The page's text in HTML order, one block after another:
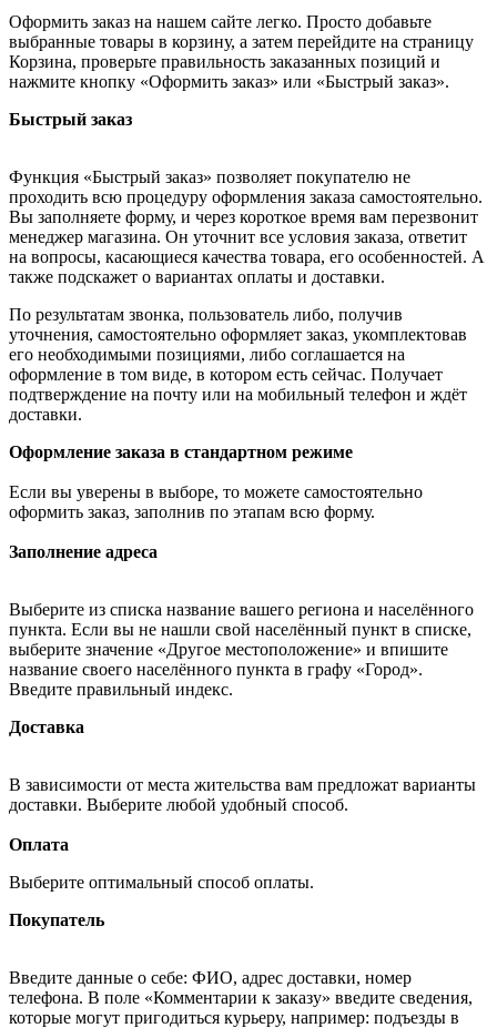
Оформить заказ на нашем сайте легко. Просто добавьте
выбранные товары в корзину, а затем перейдите на страницу
Корзина, проверьте правильность заказанных позиций и
нажмите кнопку «Оформить заказ» или «Быстрый заказ».
Быстрый заказ
Функция «Быстрый заказ» позволяет покупателю не
проходить всю процедуру оформления заказа самостоятельно.
Вы заполняете форму, и через короткое время вам перезвонит
менеджер магазина. Он уточнит все условия заказа, ответит
на вопросы, касающиеся качества товара, его особенностей. А
также подскажет о вариантах оплаты и доставки.
По результатам звонка, пользователь либо, получив
уточнения, самостоятельно оформляет заказ, укомплектовав
его необходимыми позициями, либо соглашается на
оформление в том виде, в котором есть сейчас. Получает
подтверждение на почту или на мобильный телефон и ждёт
доставки.
Оформление заказа в стандартном режиме
Если вы уверены в выборе, то можете самостоятельно
оформить заказ, заполнив по этапам всю форму.
Заполнение адреса
Выберите из списка название вашего региона и населённого
пункта. Если вы не нашли свой населённый пункт в списке,
выберите значение «Другое местоположение» и впишите
название своего населённого пункта в графу «Город».
Введите правильный индекс.
Доставка
В зависимости от места жительства вам предложат варианты
доставки. Выберите любой удобный способ.
Оплата
Выберите оптимальный способ оплаты.
Покупатель
Введите данные о себе: ФИО, адрес доставки, номер
телефона. В поле «Комментарии к заказу» введите сведения,
которые могут пригодиться курьеру, например: подъезды в